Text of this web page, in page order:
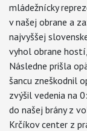
mládežnícky
v našej obrane a
najvyššej
vyhol obrane
Následne prišla
šancu zneškodnil
zvýšil vedenia na
do našej brány z
Krčíkov center z